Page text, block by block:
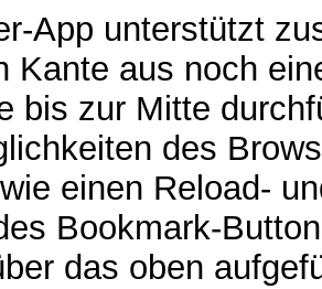
App unterstützt
Kante aus noch
bis zur Mitte
des
einen Reload-
Bookmark-
das oben